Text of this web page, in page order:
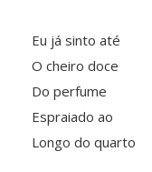
Eu já sinto até
O cheiro doce
Do perfume
Espraiado ao
Longo do quarto